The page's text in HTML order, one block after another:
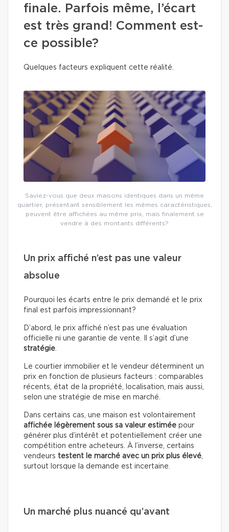
finale. Parfois même, l’écart
est très grand! Comment est-
ce possible?
Quelques facteurs expliquent cette réalité.
Saviez-vous que deux maisons identiques dans un même
quartier, présentant sensiblement les mêmes caractéristiques,
peuvent être affichées au même prix, mais finalement se
vendre à des montants différents?
Un prix affiché n’est pas une valeur
absolue
Pourquoi les écarts entre le prix demandé et le prix
final est parfois impressionnant?
D’abord, le prix affiché n’est pas une évaluation
officielle ni une garantie de vente. Il s’agit d’une
stratégie.
Le courtier immobilier et le vendeur déterminent un
prix en fonction de plusieurs facteurs : comparables
récents, état de la propriété, localisation, mais aussi,
selon une stratégie de mise en marché.
Dans certains cas, une maison est volontairement
affichée légèrement sous sa valeur estimée pour
générer plus d’intérêt et potentiellement créer une
compétition entre acheteurs. À l’inverse, certains
vendeurs testent le marché avec un prix plus élevé,
surtout lorsque la demande est incertaine.
Un marché plus nuancé qu’avant